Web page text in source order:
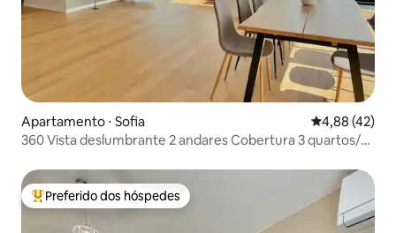
Apartamento ⋅ Sofia 4,88 de uma
4,88 (42)
360 Vista deslumbrante 2 andares Cobertura 3 quartos/2
Entre os melhores preferidos dos hóspedes
Preferido dos hóspedes